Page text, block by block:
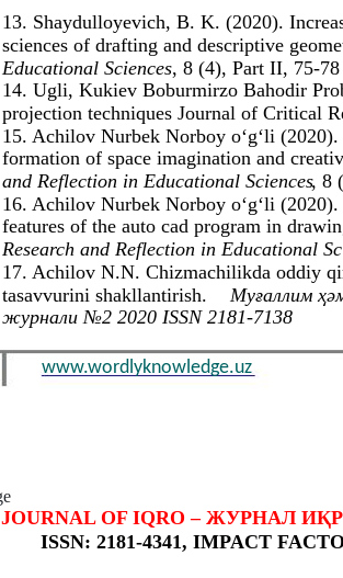
www.wordlyknowledge.uz
13. Shaydulloyevich, B. K. (2020).
sciences of drafting and descriptive
Educational Sciences, 8 (4), Part II, 75-
14. Ugli, Kukiev Boburmirzo Bahodir
projection techniques Journal of Critical
15. Achilov Nurbek Norboy o‘g‘li
formation of space imagination and
and Reflection in Educational Sciences, 8
16. Achilov Nurbek Norboy o‘g‘li
features of the auto cad program in
Research and Reflection in Educational
17. Achilov N.N. Chizmachilikda oddiy
tasavvurini shakllantirish.
Муғаллим
журнали №2 2020 ISSN 2181-7138
JOURNAL OF IQRO – ЖУРНАЛ ИҚРО
ISSN: 2181-4341, IMPACT